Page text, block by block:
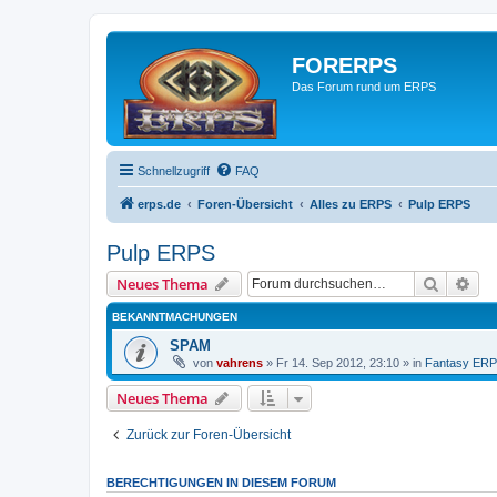
FORERPS
Das Forum rund um ERPS
Schnellzugriff FAQ
erps.de Foren-Übersicht Alles zu ERPS Pulp ERPS
Pulp ERPS
Neues Thema Suche
BEKANNTMACHUNGEN
SPAM
von vahrens » Fr 14. Sep 2012, 23:10 » in Fantasy
Neues Thema
Zurück zur Foren-Übersicht
BERECHTIGUNGEN IN DIESEM FORUM